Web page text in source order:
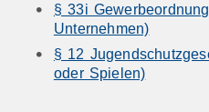
§ 33i
Unternehmen)
§ 12
oder Spielen)